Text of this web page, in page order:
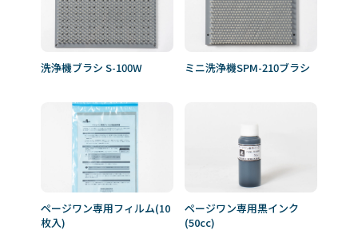
洗浄機ブラシ S-100W ミニ洗浄機SPM-210ブラシ
ページワン専用フィルム(10
枚入)
ページワン専用黒インク
(50cc)